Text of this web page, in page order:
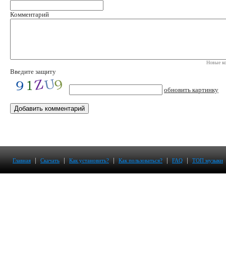
Комментарий
Новые
Введите защиту
обновить картинку
Главная | Скачать | Как установить? | Как пользоваться? | FAQ | ТОП музыки